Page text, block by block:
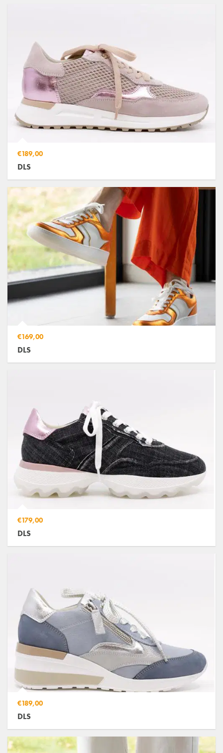
€189,00
DLS
€169,00
DLS
€179,00
DLS
€189,00
DLS